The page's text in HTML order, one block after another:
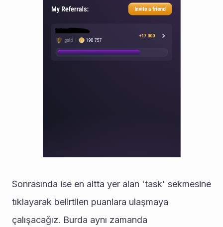
Sonrasında ise en altta yer alan 'task' sekmesine
tıklayarak belirtilen puanlara ulaşmaya
çalışacağız. Burda aynı zamanda